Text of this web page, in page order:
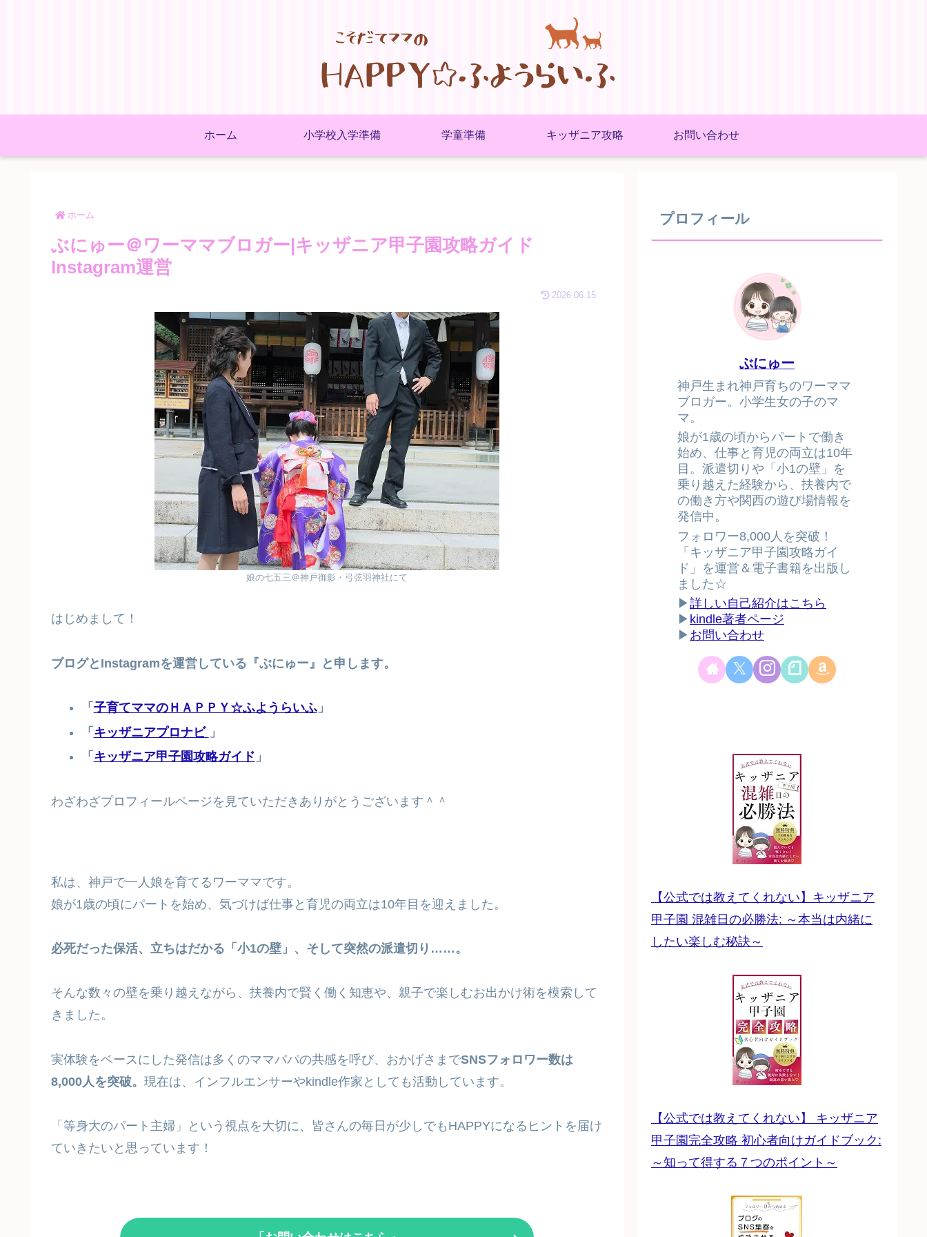
ホーム 小学校入学準備 学童準備 キッザニア攻略 お問い合わせ
ホーム
ぶにゅー＠ワーママブロガー|キッザニア甲子園攻略ガイド
Instagram運営
2026.06.15
娘の七五三＠神戸御影・弓弦羽神社にて
はじめまして！
ブログとInstagramを運営している『ぶにゅー』と申します。
「 子育てママのＨＡＰＰＹ☆ふようらいふ」
「 キッザニアプロナビ 」
「 キッザニア甲子園攻略ガイド 」
わざわざプロフィールページを見ていただきありがとうございます＾＾
私は、神戸で一人娘を育てるワーママです。
娘が1歳の頃にパートを始め、気づけば仕事と育児の両立は10年目を迎えました。
必死だった保活、立ちはだかる「小1の壁」、そして突然の派遣切り……。
そんな数々の壁を乗り越えながら、扶養内で賢く働く知恵や、親子で楽しむお出かけ術を模索して
きました。
実体験をベースにした発信は多くのママパパの共感を呼び、おかげさまでSNSフォロワー数は
8,000人を突破。 現在は、インフルエンサーやkindle作家としても活動しています。
「等身大のパート主婦」という視点を大切に、皆さんの毎日が少しでもHAPPYになるヒントを届け
ていきたいと思っています！
プロフィール
ぶにゅー
神戸生まれ神戸育ちのワーママ
ブロガー。小学生女の子のマ
マ。
娘が1歳の頃からパートで働き
始め、仕事と育児の両立は10年
目。派遣切りや「小1の壁」を
乗り越えた経験から、扶養内で
の働き方や関西の遊び場情報を
発信中。
フォロワー8,000人を突破！
「キッザニア甲子園攻略ガイ
ド」を運営＆電子書籍を出版し
ました☆
▶詳しい自己紹介はこちら
▶ kindle著者ページ
▶ お問い合わせ
【公式では教えてくれない】キッザニア
甲子園 混雑日の必勝法: ～本当は内緒に
したい楽しむ秘訣～
【公式では教えてくれない】 キッザニア
甲子園完全攻略 初心者向けガイドブック:
～知って得する７つのポイント～